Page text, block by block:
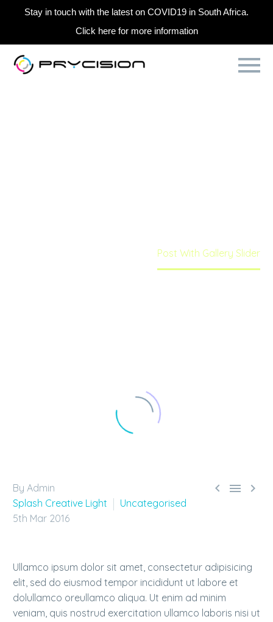
Stay in touch with the latest on COVID19 in South Africa.
Click here for more information
Post With Gallery Slider
  
By Admin
Splash Creative Light
Uncategorised
5th Mar 2016
Ullamco ipsum dolor sit amet, consectetur adipisicing
elit, sed do eiusmod tempor incididunt ut labore et
dolullamco oreullamco aliqua. Ut enim ad minim
veniam, quis nostrud exercitation ullamco laboris nisi ut